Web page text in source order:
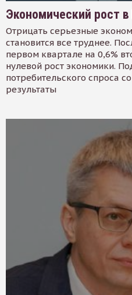
Экономический рост
Отрицать серьезные
становится все труднее.
первом квартале на 0,6%
нулевой рост экономики.
потребительского спроса
результаты